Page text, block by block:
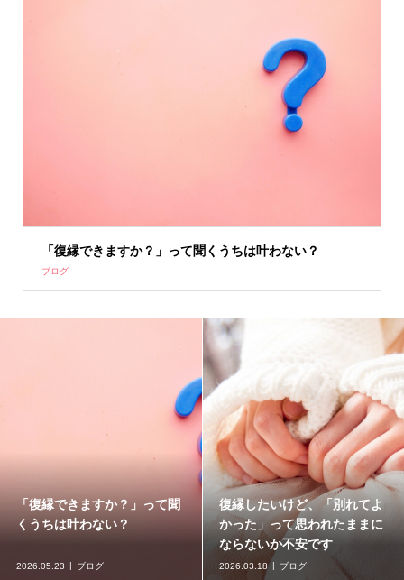
「復縁できますか？」って聞くうちは叶わない？
ブログ
できますか？」って聞
は叶わない？
ブログ
復縁したいけど、「別れてよ
かった」って思われたままに
ならないか不安です
ブログ
元彼
送っ